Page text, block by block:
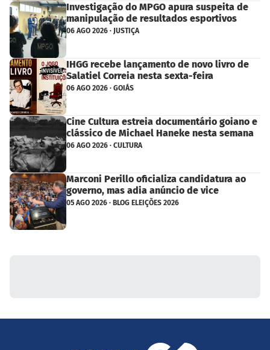
Investigação do MPGO apura suspeita de
manipulação de resultados esportivos
06 AGO 2026 · JUSTIÇA
IHGG recebe lançamento de novo livro de
Salatiel Correia nesta sexta-feira
06 AGO 2026 · GOIÁS
Cine Cultura estreia documentário goiano e
clássico de Michael Haneke nesta semana
06 AGO 2026 · CULTURA
Marconi Perillo oficializa candidatura ao
governo, mas adia anúncio de vice
05 AGO 2026 · BLOG ELEIÇÕES 2026